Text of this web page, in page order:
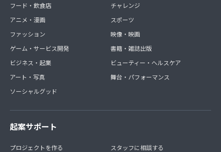
フード・飲食店
アニメ・漫画
ファッション
ゲーム・サービス開発
ビジネス・起業
アート・写真
ソーシャルグッド
チャレンジ
スポーツ
映像・映画
書籍・雑誌出版
ビューティー・ヘルスケア
舞台・パフォーマンス
起案サポート
プロジェクトを作る
スタッフに相談する